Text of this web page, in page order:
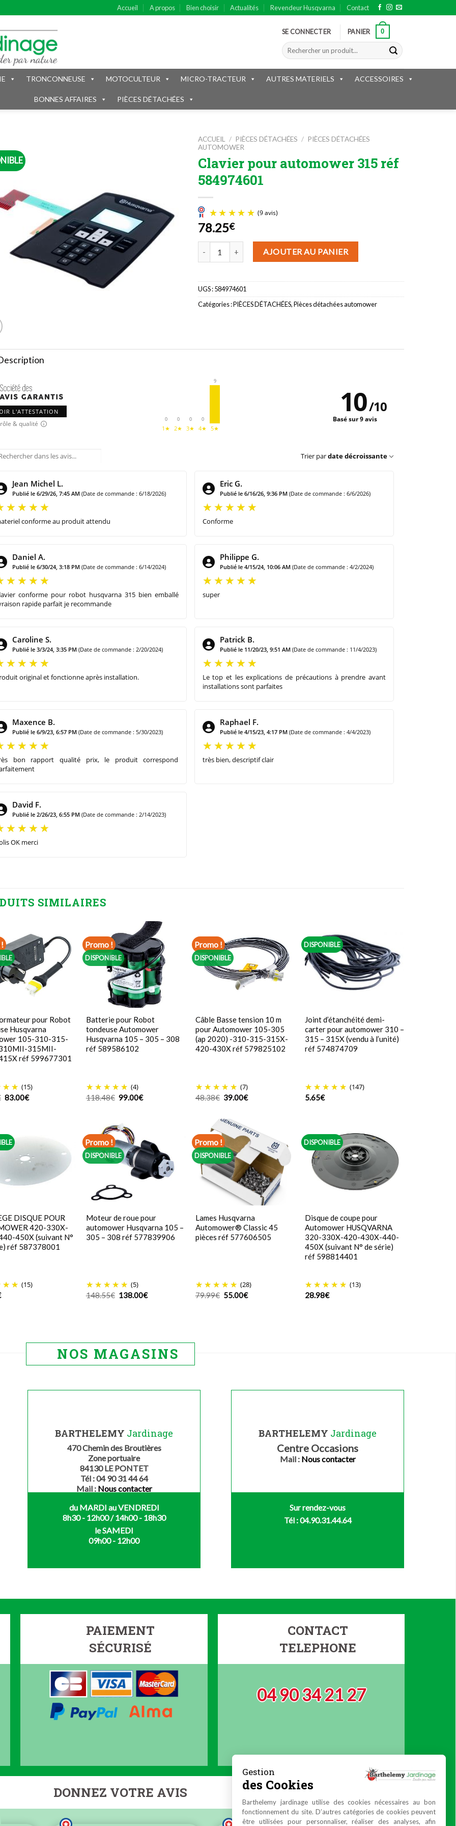
Accueil A propos Bien choisir Actualités Revendeur Husqvarna Contact
SE CONNECTER PANIER
0
Recherche
pour :
TRONCONNEUSE MOTOCULTEUR MICRO-TRACTEUR AUTRES MATERIELS ACCESSOIRES
BONNES AFFAIRES PIÈCES DÉTACHÉES
ACCUEIL / PIÈCES DÉTACHÉES / PIÈCES DÉTACHÉES
AUTOMOWER
Clavier pour automower 315 réf
584974601
(9 avis)
78.25€
AJOUTER AU PANIER
UGS :584974601
Catégories :PIÈCES DÉTACHÉES,Pièces détachées automower
L'ATTESTATION
& qualité
0
1★
0
2★
0
3★
0
4★
9
5★
10/10
Basé sur 9 avis
Trier pardate décroissante
Jean Michel L.
Publié le 6/29/26, 7:45 AM (Date de commande : 6/18/2026)
conforme au produit attendu
Eric G.
Publié le 6/16/26, 9:36 PM (Date de commande : 6/6/2026)
Conforme
Daniel A.
Publié le 6/30/24, 3:18 PM (Date de commande : 6/14/2024)
conforme pour robot husqvarna 315 bien emballé
rapide parfait je recommande
Philippe G.
Publié le 4/15/24, 10:06 AM (Date de commande : 4/2/2024)
super
Caroline S.
Publié le 3/3/24, 3:35 PM (Date de commande : 2/20/2024)
original et fonctionne après installation.
Patrick B.
Publié le 11/20/23, 9:51 AM (Date de commande : 11/4/2023)
Le top et les explications de précautions à prendre avant
installations sont parfaites
Maxence B.
Publié le 6/9/23, 6:57 PM (Date de commande : 5/30/2023)
bon rapport qualité prix, le produit correspond
Raphael F.
Publié le 4/15/23, 4:17 PM (Date de commande : 4/4/2023)
très bien, descriptif clair
David F.
Publié le 2/26/23, 6:55 PM (Date de commande : 2/14/2023)
OK merci
SIMILAIRES
pour Robot
Husqvarna
105-310-315-
315MII-
réf 599677301
(15)
Le
83.00€Le
Promo !
DISPONIBLE
Batterie pour Robot
tondeuse Automower
Husqvarna 105 – 305 – 308
réf 589586102
(4)
118.48€ Le
118.48€.
99.00€Le
Promo !
DISPONIBLE
Câble Basse tension 10 m
pour Automower 105-305
(ap 2020) -310-315-315X-
420-430X réf 579825102
(7)
48.38€ Le
était :
48.38€.
39.00€Le
39.00€.
DISPONIBLE
Joint d’étanchéité demi-
carter pour automower 310 –
315 – 315X (vendu à l’unité)
réf 574874709
(147)
5.65€
DISQUE POUR
420-330X-
450X (suivant N°
réf 587378001
(15)
Promo !
DISPONIBLE
Moteur de roue pour
automower Husqvarna 105 –
305 – 308 réf 577839906
(5)
148.55€ Le
138.00€Le
Promo !
DISPONIBLE
Lames Husqvarna
Automower® Classic 45
pièces réf 577606505
(28)
79.99€ Le
55.00€Le
DISPONIBLE
Disque de coupe pour
Automower HUSQVARNA
320-330X-420-430X-440-
450X (suivant N° de série)
réf 598814401
(13)
28.98€
NOS MAGASINS
BARTHELEMY Jardinage
470 Chemin des Broutières
Zone portuaire
84130 LE PONTET
Tél : 04 90 31 44 64
Mail : Nous contacter
du MARDI au VENDREDI
8h30 - 12h00 / 14h00 - 18h30
le SAMEDI
09h00 - 12h00
BARTHELEMY Jardinage
Centre Occasions
Mail : Nous contacter
Sur rendez-vous
Tél : 04.90.31.44.64
PAIEMENT
SÉCURISÉ
CONTACT
TELEPHONE
04 90 34 21 27
DONNEZ VOTRE AVIS
Gestion
des Cookies
Barthelemy jardinage utilise des cookies nécessaires au bon
fonctionnement du site. D’autres catégories de cookies peuvent
être utilisées pour personnaliser, réaliser des analyses, afin